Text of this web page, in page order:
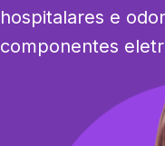
hospitalares e
componentes